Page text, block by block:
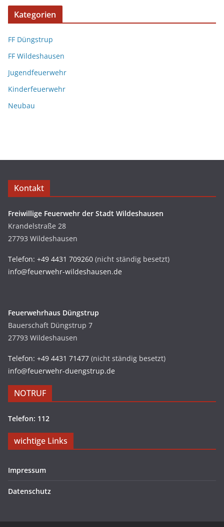
Kategorien
FF Düngstrup
FF Wildeshausen
Jugendfeuerwehr
Kinderfeuerwehr
Neubau
Kontakt
Freiwillige Feuerwehr der Stadt Wildeshausen
Krandelstraße 28
27793 Wildeshausen
Telefon: +49 4431 709260 (nicht ständig besetzt)
info@feuerwehr-wildeshausen.de
Feuerwehrhaus Düngstrup
Bauerschaft Düngstrup 7
27793 Wildeshausen
Telefon: +49 4431 71477 (nicht ständig besetzt)
info@feuerwehr-duengstrup.de
NOTRUF
Telefon: 112
wichtige Links
Impressum
Datenschutz